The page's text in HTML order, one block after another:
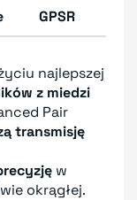
GPSR
najlepszej
z miedzi
Pair
transmisję
w
okrągłej.